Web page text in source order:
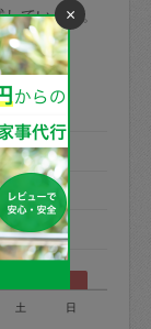
始の場
ル料が
料金の
金額の
の100%
依頼
初めて
ない点
ています。
土 日
×